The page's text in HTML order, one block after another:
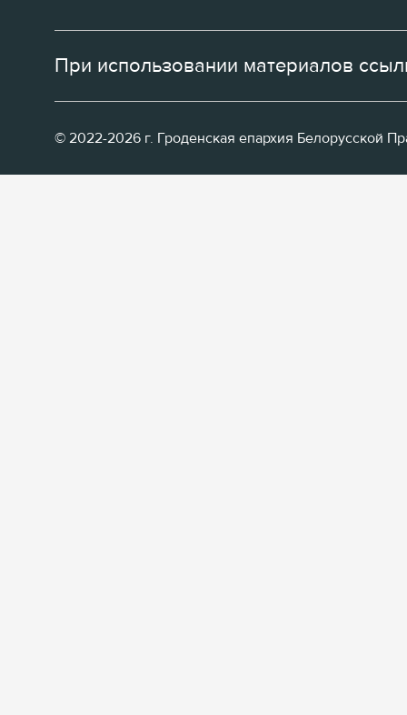
При использовании материалов
© 2022-2026 г. Гроденская епархия Белорусской